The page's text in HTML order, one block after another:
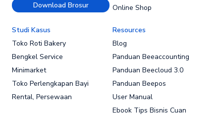
Download Brosur
Online Shop
Studi Kasus
Toko Roti Bakery
Bengkel Service
Minimarket
Toko Perlengkapan Bayi
Rental, Persewaan
Resources
Blog
Panduan Beeaccounting
Panduan Beecloud 3.0
Panduan Beepos
User Manual
Ebook Tips Bisnis Cuan